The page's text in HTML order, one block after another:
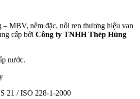
– MBV, nêm đặc, nối ren thương hiệu van
cấp bởi Công ty TNHH Thép Hùng
nước.
21 / ISO 228-1-2000